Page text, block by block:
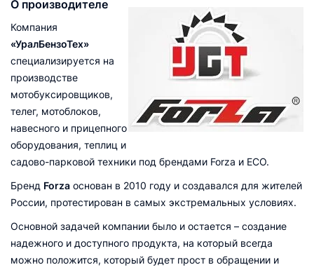
О производителе
Компания
«УралБензоТех»
специализируется на
производстве
мотобуксировщиков,
телег, мотоблоков,
навесного и прицепного
оборудования, теплиц и
садово-парковой техники под брендами Forza и ECO.
Бренд Forza основан в 2010 году и создавался для жителей
России, протестирован в самых экстремальных условиях.
Основной задачей компании было и остается – создание
надежного и доступного продукта, на который всегда
можно положится, который будет прост в обращении и